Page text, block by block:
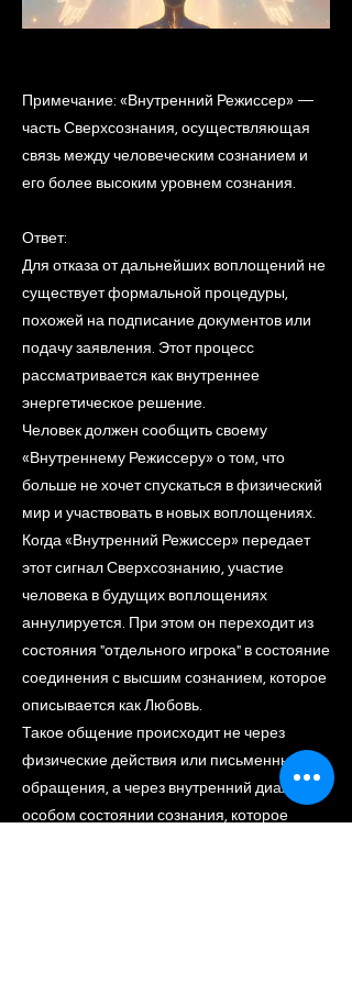
Примечание: «Внутренний Режиссер» —
часть Сверхсознания, осуществляющая
связь между человеческим сознанием и
его более высоким уровнем сознания.
Ответ:
Для отказа от дальнейших воплощений не
существует формальной процедуры,
похожей на подписание документов или
подачу заявления. Этот процесс
рассматривается как внутреннее
энергетическое решение.
Человек должен сообщить своему
«Внутреннему Режиссеру» о том, что
больше не хочет спускаться в физический
мир и участвовать в новых воплощениях.
Когда «Внутренний Режиссер» передает
этот сигнал Сверхсознанию, участие
человека в будущих воплощениях
аннулируется. При этом он переходит из
состояния "отдельного игрока" в состояние
соединения с высшим сознанием, которое
описывается как Любовь.
Такое общение происходит не через
физические действия или письменные
обращения, а через внутренний диалог в
особом состоянии сознания, которое